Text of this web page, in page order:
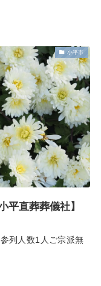
小平市
平直葬葬儀社】
列人数1人ご宗派無